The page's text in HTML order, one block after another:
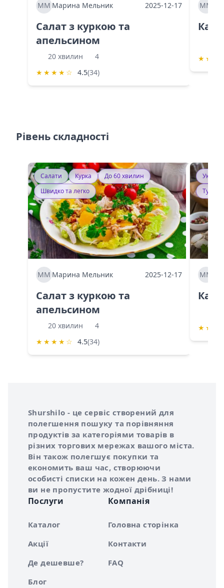
ММ Марина Мельник 2025-12-17
Салат з куркою та
апельсином
20 хвилин
4
★ ★ ★ ★ ☆ 4.5(34)
ММ
★ ★
Рівень складності
Салати Курка
До 60 хвилин
Швидко та легко
ММ Марина Мельник 2025-12-17
Салат з куркою та
апельсином
20 хвилин
4
★ ★ ★ ★ ☆ 4.5(34)
ММ
★ ★
Про сервіс Shurshilo
Shurshilo - це сервіс створений для
полегшення пошуку та порівняння
продуктів за категоріями товарів в
різних торгових мережах вашого міста.
Він також полегшує покупки та
економить ваш час, створюючи
особисті списки на кожен день. З нами
ви не пропустите жодної дрібниці!
Послуги
Каталог
Акції
Де дешевше?
Блог
Компанія
Головна сторінка
Контакти
FAQ